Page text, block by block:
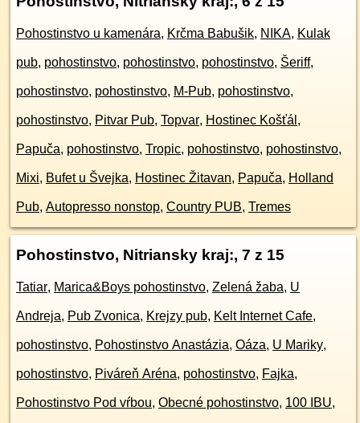
Pohostinstvo u kamenára, Krčma Babušik, NIKA, Kulak
pub, pohostinstvo, pohostinstvo, pohostinstvo, Šeriff,
pohostinstvo, pohostinstvo, M-Pub, pohostinstvo,
pohostinstvo, Pitvar Pub, Topvar, Hostinec Košťál ,
Papuča, pohostinstvo, Tropic, pohostinstvo, pohostinstvo,
Mixi, Bufet u Švejka, Hostinec Žitavan, Papuča, Holland
Pub, Autopresso nonstop, Country PUB, Tremes
Pohostinstvo, Nitriansky kraj:, 7 z 15
Tatiar, Marica&Boys pohostinstvo, Zelená žaba, U
Andreja, Pub Zvonica, Krejzy pub, Kelt Internet Cafe,
pohostinstvo, Pohostinstvo Anastázia, Oáza, U Mariky,
pohostinstvo, Piváreň Aréna, pohostinstvo, Fajka,
Pohostinstvo Pod vŕbou, Obecné pohostinstvo, 100 IBU,